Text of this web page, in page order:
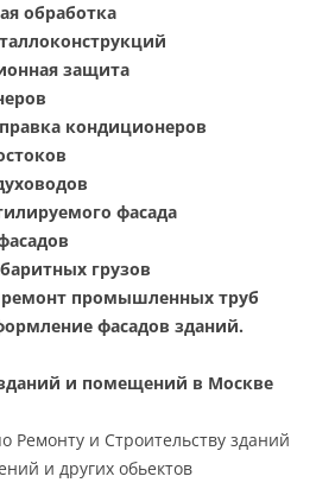
обработка
защита
кондиционеров
фасада
грузов
промышленных труб
фасадов зданий.
и помещений в Москве
Ремонту и Строительству зданий
и других обьектов